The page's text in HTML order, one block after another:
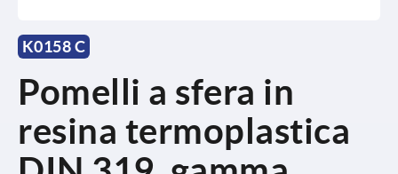
K0158 C
Pomelli a sfera in
resina termoplastica